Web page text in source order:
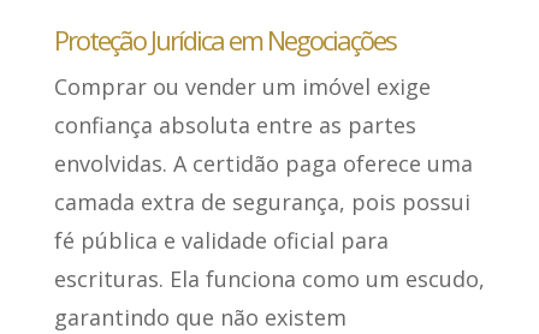
Proteção Jurídica em Negociações
Comprar ou vender um imóvel exige
confiança absoluta entre as partes
envolvidas. A certidão paga oferece uma
camada extra de segurança, pois possui
fé pública e validade oficial para
escrituras. Ela funciona como um escudo,
garantindo que não existem